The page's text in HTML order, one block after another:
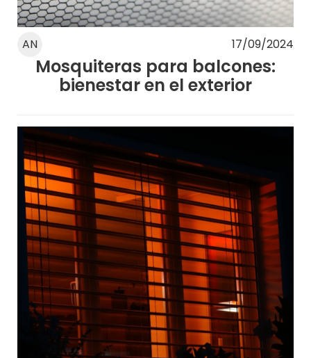
AN 17/09/2024
Mosquiteras para balcones:
bienestar en el exterior